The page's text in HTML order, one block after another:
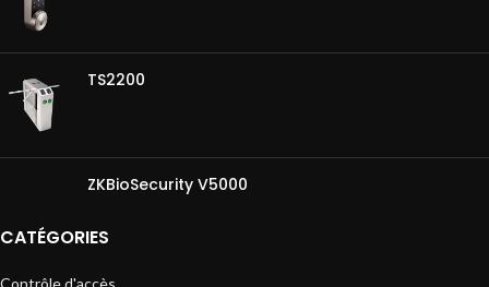
TS2200
ZKBioSecurity V5000
CATÉGORIES
Contrôle d'accès